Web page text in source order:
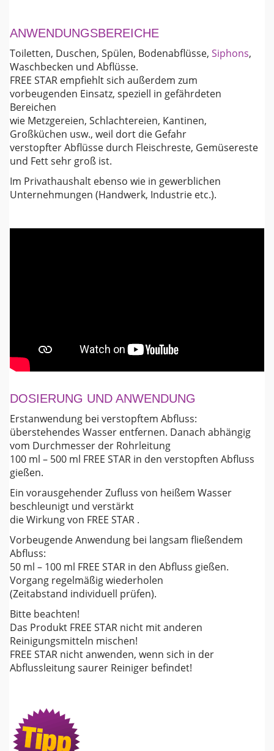
ANWENDUNGSBEREICHE
Toiletten, Duschen, Spülen, Bodenabflüsse, Siphons,
Waschbecken und Abflüsse.
FREE STAR empfiehlt sich außerdem zum
vorbeugenden Einsatz, speziell in gefährdeten
Bereichen
wie Metzgereien, Schlachtereien, Kantinen,
Großküchen usw., weil dort die Gefahr
verstopfter Abflüsse durch Fleischreste, Gemüsereste
und Fett sehr groß ist.
Im Privathaushalt ebenso wie in gewerblichen
Unternehmungen (Handwerk, Industrie etc.).
DOSIERUNG UND ANWENDUNG
Erstanwendung bei verstopftem Abfluss:
überstehendes Wasser entfernen. Danach abhängig
vom Durchmesser der Rohrleitung
100 ml – 500 ml FREE STAR in den verstopften Abfluss
gießen.
Ein vorausgehender Zufluss von heißem Wasser
beschleunigt und verstärkt
die Wirkung von FREE STAR .
Vorbeugende Anwendung bei langsam fließendem
Abfluss:
50 ml – 100 ml FREE STAR in den Abfluss gießen.
Vorgang regelmäßig wiederholen
(Zeitabstand individuell prüfen).
Bitte beachten!
Das Produkt FREE STAR nicht mit anderen
Reinigungsmitteln mischen!
FREE STAR nicht anwenden, wenn sich in der
Abflussleitung saurer Reiniger befindet!